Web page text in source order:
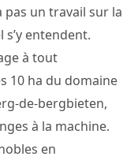
pas un travail sur la
entendent.
à tout
10 ha du domaine
de-bergbieten,
à la machine.
en